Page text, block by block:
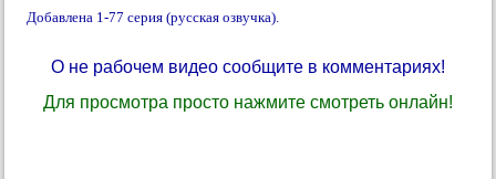
Добавлена 1-77 серия (русская озвучка).
О не рабочем видео сообщите в комментариях!
Для просмотра просто нажмите смотреть онлайн!